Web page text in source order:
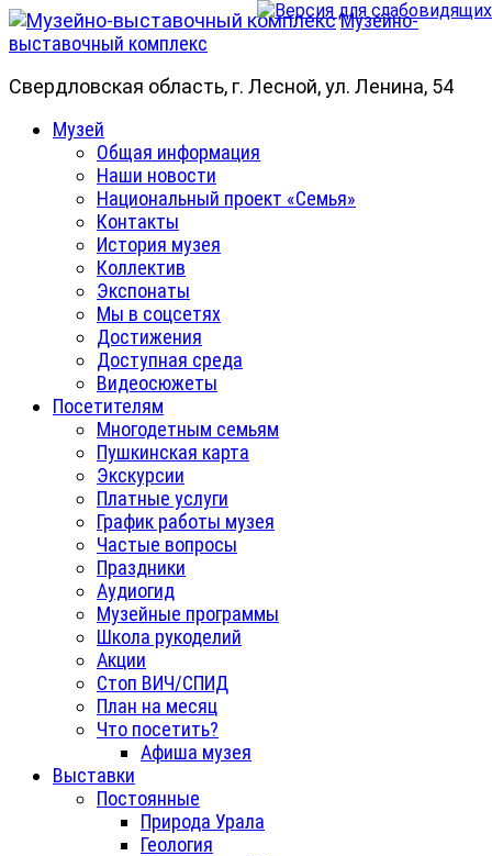
Skip
to
Музейно-
выставочный комплекс
Свердловская область, г. Лесной, ул. Ленина, 54
PrimaryМузей
Общая информация
Наши новости
Национальный проект «Семья»
Контакты
История музея
Коллектив
Экспонаты
Мы в соцсетях
Достижения
Доступная среда
Видеосюжеты
Посетителям
Многодетным семьям
Пушкинская карта
Экскурсии
Платные услуги
График работы музея
Частые вопросы
Праздники
Аудиогид
Музейные программы
Школа рукоделий
Акции
Стоп ВИЧ/СПИД
План на месяц
Что посетить?
Афиша музея
Выставки
Постоянные
Природа Урала
Геология